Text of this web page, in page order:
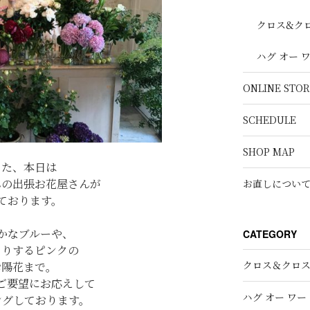
、本日は
出張お花屋さんが
おります。
なブルーや、
するピンクの
花まで。
要望にお応えして
しております。
クロス&ク
ハグ オー
ONLINE
SCHEDULE
SHOP MAP
お直しについて
CATEGORY
クロス＆クロス
ハグ オー ワー